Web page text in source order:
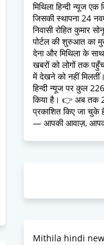
मिथिला हिन्दी न्यूज
जिसकी स्थापना 24
निवासी रोहित कुमार
पोर्टल की शुरुआत का
देना और मिथिला के
खबरों को लोगों तक
में देखने को नहीं
हिन्दी न्यूज पर कुल
किया है। 👉 अब तक
प्रकाशित किए जा चुके
— आपकी आवाज़, आपकी
Mithila hindi